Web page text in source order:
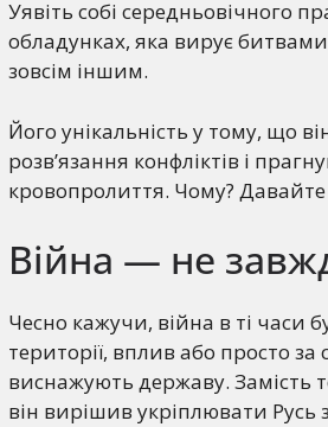
Уявіть собі середньовічного
обладунках, яка вирує
зовсім іншим.
Його унікальність у тому, що
розв’язання конфліктів і
кровопролиття. Чому?
Війна — не
Чесно кажучи, війна в ті часи
території, вплив або просто
виснажують державу. Замість
він вирішив укріплювати Русь